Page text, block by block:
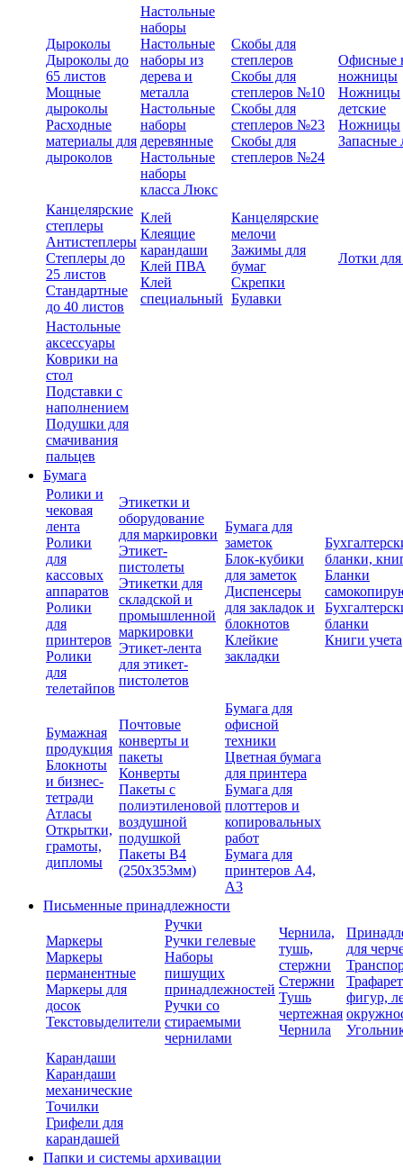
Дыроколы
Дыроколы до
65 листов
Мощные
дыроколы
Расходные
материалы для
дыроколов
Настольные
наборы
Настольные
наборы из
дерева и
металла
Настольные
наборы
деревянные
Настольные
наборы
класса Люкс
Скобы для
степлеров
Скобы для
степлеров №10
Скобы для
степлеров №23
Скобы для
степлеров №24
Офисные
ножницы
Ножницы
детские
Ножницы
Запасные
Канцелярские
степлеры
Антистеплеры
Степлеры до
25 листов
Стандартные
до 40 листов
Клей
Клеящие
карандаши
Клей ПВА
Клей
специальный
Канцелярские
мелочи
Зажимы для
бумаг
Скрепки
Булавки
Лотки
Настольные
аксессуары
Коврики на
стол
Подставки с
наполнением
Подушки для
смачивания
пальцев
Бумага
Ролики и
чековая
лента
Ролики
для
кассовых
аппаратов
Ролики
для
принтеров
Ролики
для
телетайпов
Этикетки и
оборудование
для маркировки
Этикет-
пистолеты
Этикетки для
складской и
промышленной
маркировки
Этикет-лента
для этикет-
пистолетов
Бумага для
заметок
Блок-кубики
для заметок
Диспенсеры
для закладок и
блокнотов
Клейкие
закладки
бланки,
Бланки
бланки
Книги учета
Бумажная
продукция
Блокноты
и бизнес-
тетради
Атласы
Открытки,
грамоты,
дипломы
Почтовые
конверты и
пакеты
Конверты
Пакеты с
полиэтиленовой
воздушной
подушкой
Пакеты В4
(250х353мм)
Бумага для
офисной
техники
Цветная бумага
для принтера
Бумага для
плоттеров и
копировальных
работ
Бумага для
принтеров А4,
А3
Письменные принадлежности
Маркеры
Маркеры
перманентные
Маркеры для
досок
Текстовыделители
Ручки
Ручки гелевые
Наборы
пишущих
принадлежностей
Ручки со
стираемыми
чернилами
Чернила,
тушь,
стержни
Стержни
Тушь
чертежная
Чернила
для
фигур,
Карандаши
Карандаши
механические
Точилки
Грифели для
карандашей
Папки и системы архивации